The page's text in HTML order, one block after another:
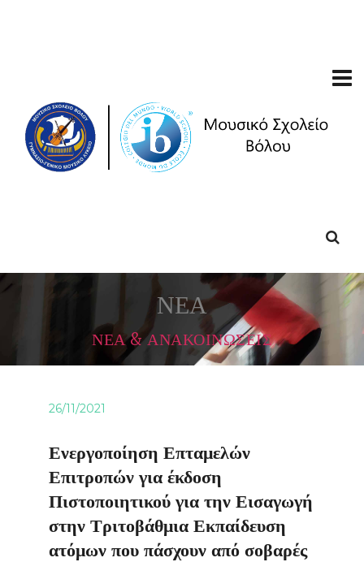
ΝΕΑ
ΝΕΑ & ΑΝΑΚΟΙΝΩΣΕΙΣ
26/11/2021
Ενεργοποίηση Επταμελών
Επιτροπών για έκδοση
Πιστοποιητικού για την Εισαγωγή
στην Τριτοβάθμια Εκπαίδευση
ατόμων που πάσχουν από σοβαρές